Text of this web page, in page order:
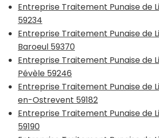
Entreprise Traitement Punaise de
59234
Entreprise Traitement Punaise de
Baroeul 59370
Entreprise Traitement Punaise de
Pévèle 59246
Entreprise Traitement Punaise de
en-Ostrevent 59182
Entreprise Traitement Punaise de
59190